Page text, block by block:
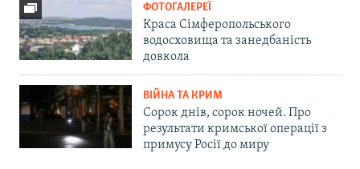
ФОТОГАЛЕРЕЇ
Краса Сімферопольського
водосховища та занедбаність
довкола
ВІЙНА ТА КРИМ
Сорок днів, сорок ночей. Про
результати кримської операції з
примусу Росії до миру